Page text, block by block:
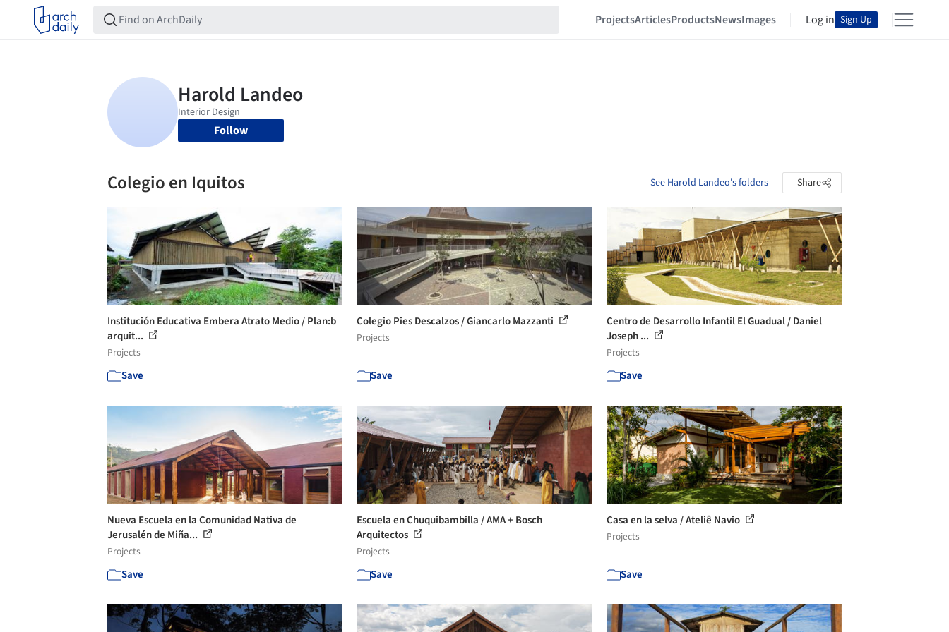
ProjectsArticlesProductsNewsImages Log in Sign Up
Follow
Colegio en Iquitos See Harold Landeo's folders Share
Institución Educativa Embera Atrato Medio / Plan:b
arquit...
Projects
Save
Colegio Pies Descalzos / Giancarlo Mazzanti
Projects
Save
Centro de Desarrollo Infantil El Guadual / Daniel
Joseph ...
Projects
Save
Nueva Escuela en la Comunidad Nativa de
Jerusalén de Miña...
Projects
Save
Escuela en Chuquibambilla / AMA + Bosch
Arquitectos
Projects
Save
Casa en la selva / Ateliê Navio
Projects
Save